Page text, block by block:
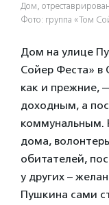
Дом,
Фото: группа «Том
Дом на улице
Сойер Феста» в
как и прежние,
доходным, а
коммунальным.
дома,
обитателей,
у других –
Пушкина сами